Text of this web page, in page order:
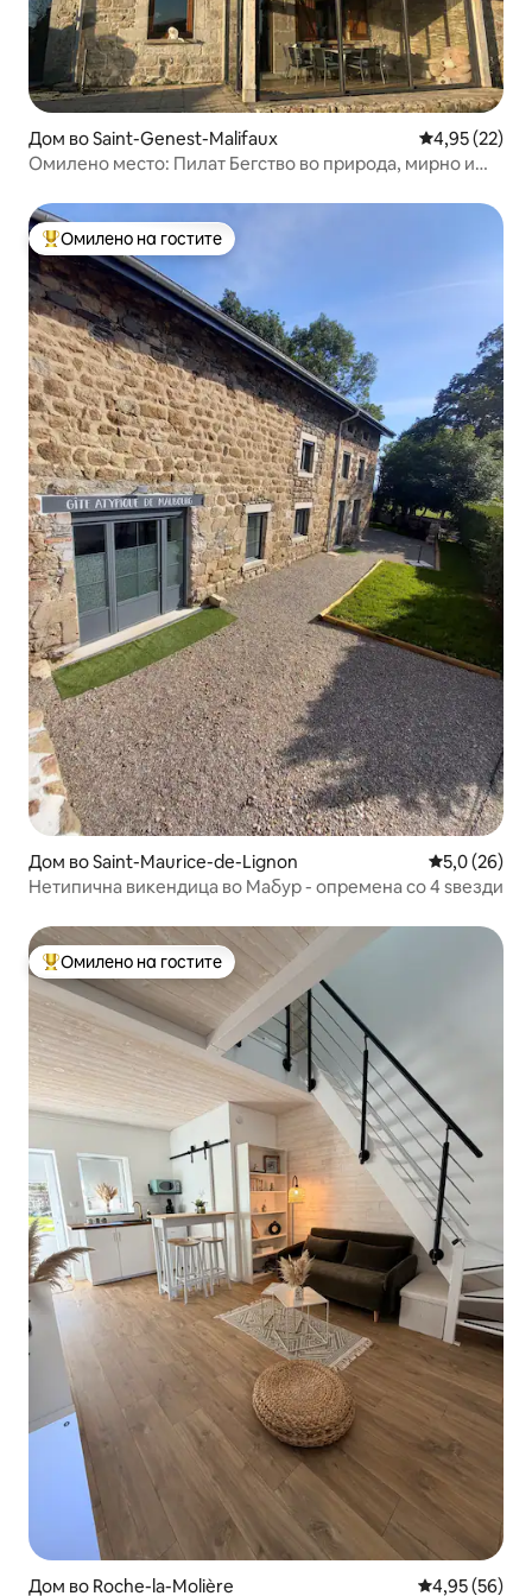
Дом во Saint-Genest-Malifaux Просечна
4,95 (22)
Омилено место: Пилат Бегство во природа, мирно и
Меѓу најуспешните „Омилени на гостите“
Омилено на гостите
Дом во Saint-Maurice-de-Lignon Просечна
5,0 (26)
Нетипична викендица во Мабур - опремена со 4 ѕвезди
Меѓу најуспешните „Омилени на гостите“
Омилено на гостите
Дом во Roche-la-Molière Просечна
4,95 (56)